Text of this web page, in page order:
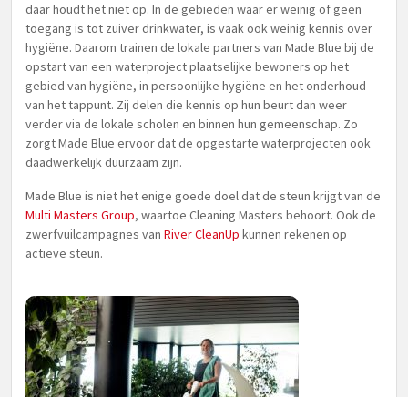
daar houdt het niet op. In de gebieden waar er weinig of geen
toegang is tot zuiver drinkwater, is vaak ook weinig kennis over
hygiëne. Daarom trainen de lokale partners van Made Blue bij de
opstart van een waterproject plaatselijke bewoners op het
gebied van hygiëne, in persoonlijke hygiëne en het onderhoud
van het tappunt. Zij delen die kennis op hun beurt dan weer
verder via de lokale scholen en binnen hun gemeenschap. Zo
zorgt Made Blue ervoor dat de opgestarte waterprojecten ook
daadwerkelijk duurzaam zijn.
Made Blue is niet het enige goede doel dat de steun krijgt van de
Multi Masters Group, waartoe Cleaning Masters behoort. Ook de
zwerfvuilcampagnes van River CleanUp kunnen rekenen op
actieve steun.